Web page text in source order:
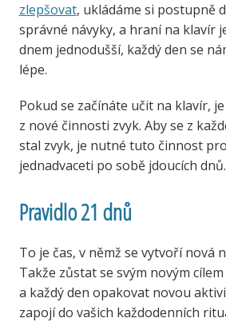
zlepšovat, ukládáme si postupně
správné návyky, a hraní na klavír
dnem jednodušší, každý den se
lépe.
Pokud se začínáte učit na klavír,
z nové činnosti zvyk. Aby se z
stal zvyk, je nutné tuto činnost
jednadvaceti po sobě jdoucích dnů.
Pravidlo 21 dnů
To je čas, v němž se vytvoří nová
Takže zůstat se svým novým
a každý den opakovat novou
zapojí do vašich každodenních